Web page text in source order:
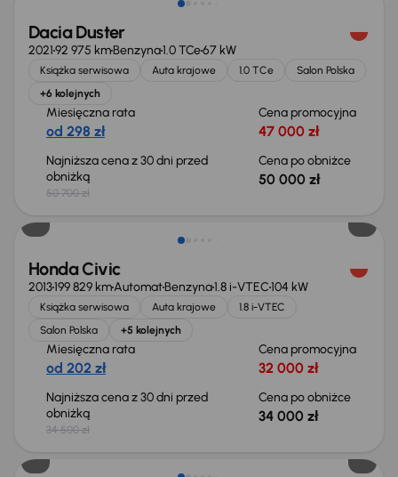
Dacia Duster
202192 975 kmBenzyna1.0 TCe67 kW
Książka serwisowa Auta krajowe 1.0 TCe
Salon Polska
+6 kolejnych
Miesięczna rata
od 298 zł
Cena promocyjna
47 000 zł
Najniższa cena z 30 dni przed
obniżką
50 700 zł
Cena po obniżce
50 000 zł
Taniej o 500 zł
Honda Civic
2013199 829 kmAutomatBenzyna1.8 i-VTEC104 kW
Książka serwisowa Auta krajowe
1.8 i-VTEC
Salon Polska
+5 kolejnych
Miesięczna rata
od 202 zł
Cena promocyjna
32 000 zł
Najniższa cena z 30 dni przed
obniżką
34 500 zł
Cena po obniżce
34 000 zł
Możliwość odliczenia VAT